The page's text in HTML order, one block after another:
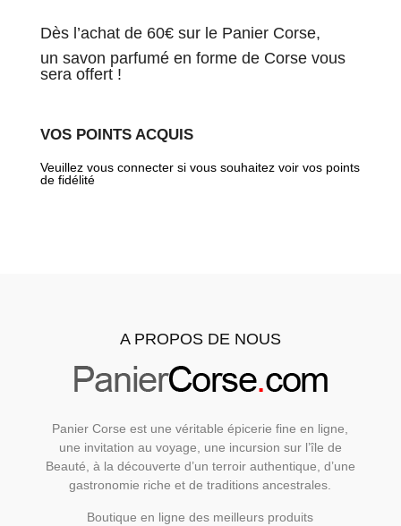
1.55€
à
plusieurs
variations.
Les
être
sur
plusieurs
variations.
Les
être
sur
Dès l’achat de 60€ sur le Panier Corse,
un savon parfumé en forme de Corse vous
sera offert !
VOS POINTS ACQUIS
Veuillez vous connecter si vous souhaitez voir vos points
de fidélité
A PROPOS DE NOUS
Panier Corse est une véritable épicerie fine en ligne,
une invitation au voyage, une incursion sur l’île de
Beauté, à la découverte d’un terroir authentique, d’une
gastronomie riche et de traditions ancestrales.
Boutique en ligne des meilleurs produits